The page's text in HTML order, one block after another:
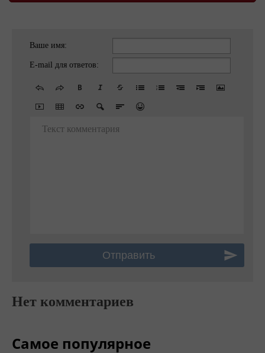
Ваше имя:
E-mail для ответов:
Текст комментария
Нет комментариев
Самое популярное